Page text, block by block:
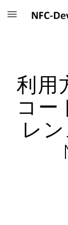
Skip to main
利用
コー
レ